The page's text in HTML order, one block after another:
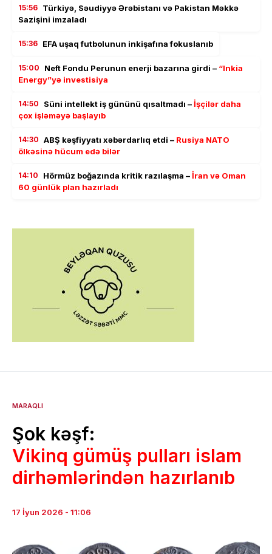
15:56 Türkiyə, Səudiyyə Ərəbistanı və Pakistan Məkkə
Sazişini imzaladı
15:36 EFA uşaq futbolunun inkişafına fokuslanıb
15:00 Neft Fondu Perunun enerji bazarına girdi – “Inkia
Energy”yə investisiya
14:50 Süni intellekt iş gününü qısaltmadı –İşçilər daha
çox işləməyə başlayıb
14:30 ABŞ kəşfiyyatı xəbərdarlıq etdi – Rusiya NATO
ölkəsinə hücum edə bilər
14:10 Hörmüz boğazında kritik razılaşma –İran və Oman
60 günlük plan hazırladı
MARAQLI
Şok kəşf:
Vikinq gümüş pulları islam
dirhəmlərindən hazırlanıb
17 İyun 2026 - 11:06